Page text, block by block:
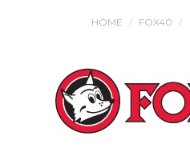
HOME FOX40